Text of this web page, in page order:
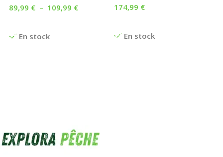
En stock
89,99 € – 109,99 €
En stock
174,99 €